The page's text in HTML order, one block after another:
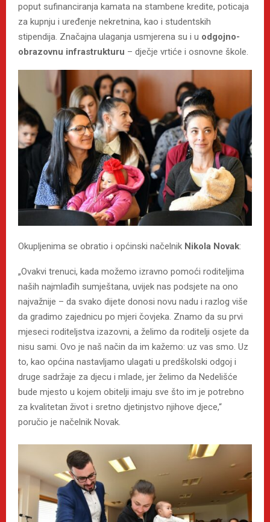
poput sufinanciranja kamata na stambene kredite, poticaja
za kupnju i uređenje nekretnina, kao i studentskih
stipendija. Značajna ulaganja usmjerena su i u odgojno-
obrazovnu infrastrukturu – dječje vrtiće i osnovne škole.
Okupljenima se obratio i općinski načelnik Nikola Novak:
„Ovakvi trenuci, kada možemo izravno pomoći roditeljima
naših najmlađih sumještana, uvijek nas podsjete na ono
najvažnije – da svako dijete donosi novu nadu i razlog više
da gradimo zajednicu po mjeri čovjeka. Znamo da su prvi
mjeseci roditeljstva izazovni, a želimo da roditelji osjete da
nisu sami. Ovo je naš način da im kažemo: uz vas smo. Uz
to, kao općina nastavljamo ulagati u predškolski odgoj i
druge sadržaje za djecu i mlade, jer želimo da Nedelišće
bude mjesto u kojem obitelji imaju sve što im je potrebno
za kvalitetan život i sretno djetinjstvo njihove djece,“
poručio je načelnik Novak.